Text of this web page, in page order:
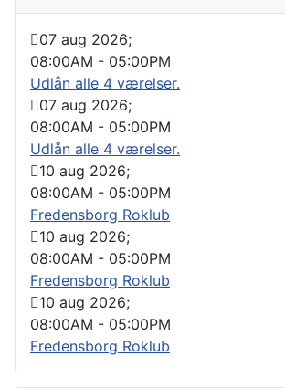
07 aug 2026;
08:00AM - 05:00PM
Udlån alle 4 værelser.
07 aug 2026;
08:00AM - 05:00PM
Udlån alle 4 værelser.
10 aug 2026;
08:00AM - 05:00PM
Fredensborg Roklub
10 aug 2026;
08:00AM - 05:00PM
Fredensborg Roklub
10 aug 2026;
08:00AM - 05:00PM
Fredensborg Roklub